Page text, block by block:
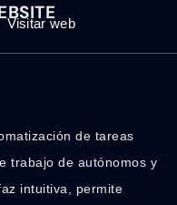
Visitar web
de tareas
trabajo de autónomos y
intuitiva, permite